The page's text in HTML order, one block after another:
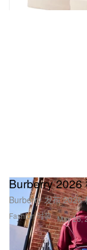
Fashion 时装
Burberry 2026
Burberry 发布 2026
May 26,